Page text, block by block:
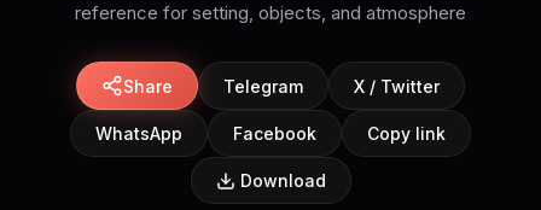
reference for setting, objects, and atmosphere
Share Telegram X / Twitter
WhatsApp Facebook Copy link
Download